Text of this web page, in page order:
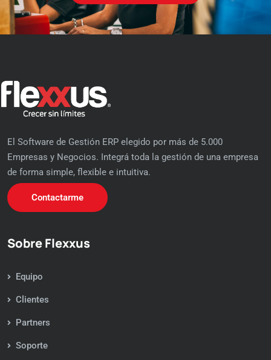
El Software de Gestión ERP elegido por más de 5.000
Empresas y Negocios. Integrá toda la gestión de una empresa
de forma simple, flexible e intuitiva.
Contactarme
Sobre Flexxus
Equipo
Clientes
Partners
Soporte